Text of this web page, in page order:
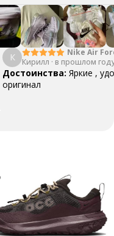
К
Nike Air
Yellow
Кирилл · в прошлом
Достоинства: Яркие ,
оригинал